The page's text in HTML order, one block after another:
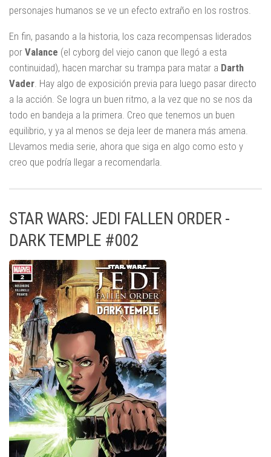
personajes humanos se ve un efecto extraño en los rostros.
En fin, pasando a la historia, los caza recompensas liderados
por Valance (el cyborg del viejo canon que llegó a esta
continuidad), hacen marchar su trampa para matar a Darth
Vader . Hay algo de exposición previa para luego pasar directo
a la acción. Se logra un buen ritmo, a la vez que no se nos da
todo en bandeja a la primera. Creo que tenemos un buen
equilibrio, y ya al menos se deja leer de manera más amena.
Llevamos media serie, ahora que siga en algo como esto y
creo que podría llegar a recomendarla.
STAR WARS: JEDI FALLEN ORDER -
DARK TEMPLE #002